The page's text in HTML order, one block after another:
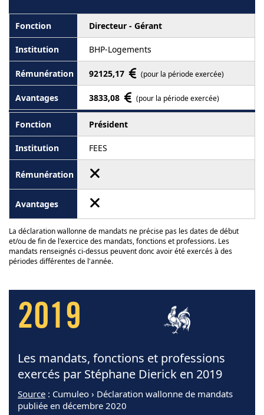
Directeur - Gérant
BHP-Logements
92125,17 (pour la période exercée)
3833,08 (pour la période exercée)
Président
FEES
La déclaration wallonne de mandats ne précise pas les dates de début
et/ou de fin de l'exercice des mandats, fonctions et professions. Les
mandats renseignés ci-dessus peuvent donc avoir été exercés à des
périodes différentes de l'année.
2019
Les mandats, fonctions et professions
exercés par Stéphane Dierick en 2019
Source : Cumuleo › Déclaration wallonne de mandats
publiée en décembre 2020